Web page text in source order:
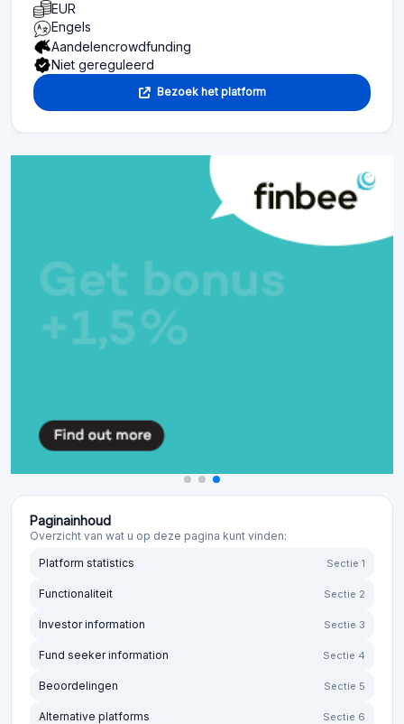
EUR
Engels
Aandelencrowdfunding
Niet gereguleerd
Bezoek het platform
Paginainhoud
Overzicht van wat u op deze pagina kunt vinden:
Platform statistics
Sectie 1
Functionaliteit Sectie 2
Investor information Sectie 3
Fund seeker information Sectie 4
Beoordelingen Sectie 5
Alternative platforms Sectie 6